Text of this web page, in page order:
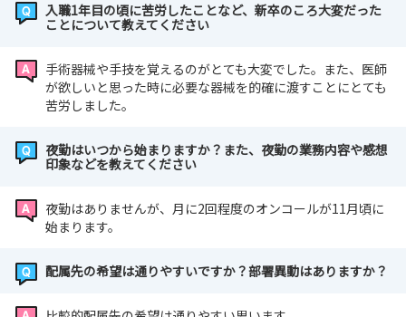
入職1年目の頃に苦労したことなど、新卒のころ大変だった
ことについて教えてください
手術器械や手技を覚えるのがとても大変でした。また、医師
が欲しいと思った時に必要な器械を的確に渡すことにとても
苦労しました。
夜勤はいつから始まりますか？また、夜勤の業務内容や感想
印象などを教えてください
夜勤はありませんが、月に2回程度のオンコールが11月頃に
始まります。
配属先の希望は通りやすいですか？部署異動はありますか？